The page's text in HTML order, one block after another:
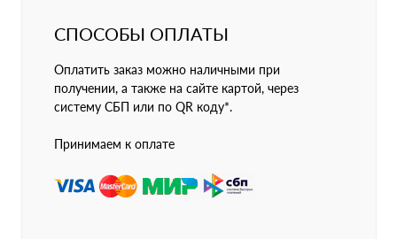
СПОСОБЫ ОПЛАТЫ
Оплатить заказ можно наличными при
получении, а также на сайте картой, через
систему СБП или по QR коду*.
Принимаем к оплате